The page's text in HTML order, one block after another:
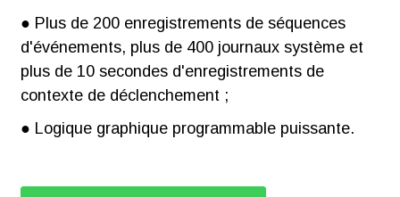
● Plus de 200 enregistrements de séquences
d'événements, plus de 400 journaux système et
plus de 10 secondes d'enregistrements de
contexte de déclenchement ;
● Logique graphique programmable puissante.